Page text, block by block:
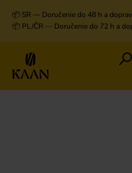
📦 SR — Doručenie do 48 h a
📦 PL/ČR — Doručenie do 72 h a